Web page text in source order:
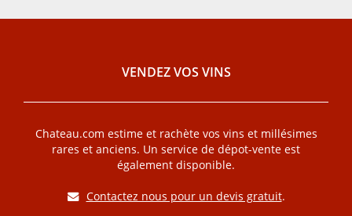
VENDEZ VOS VINS
Chateau.com estime et rachète vos vins et millésimes
rares et anciens. Un service de dépot-vente est
également disponible.
Contactez nous pour un devis gratuit.